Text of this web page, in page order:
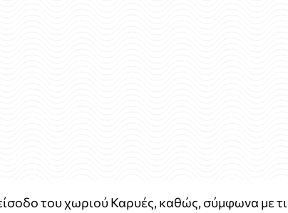
του χωριού Καρυές, καθώς, σύμφωνα με